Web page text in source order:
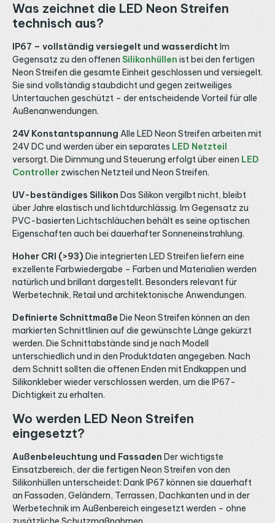
Was zeichnet die LED Neon Streifen
technisch aus?
IP67 – vollständig versiegelt und wasserdicht Im
Gegensatz zu den offenen Silikonhüllen ist bei den fertigen
Neon Streifen die gesamte Einheit geschlossen und versiegelt.
Sie sind vollständig staubdicht und gegen zeitweiliges
Untertauchen geschützt – der entscheidende Vorteil für alle
Außenanwendungen.
24V Konstantspannung Alle LED Neon Streifen arbeiten mit
24V DC und werden über ein separates LED Netzteil
versorgt. Die Dimmung und Steuerung erfolgt über einen LED
Controller zwischen Netzteil und Neon Streifen.
UV-beständiges Silikon Das Silikon vergilbt nicht, bleibt
über Jahre elastisch und lichtdurchlässig. Im Gegensatz zu
PVC-basierten Lichtschläuchen behält es seine optischen
Eigenschaften auch bei dauerhafter Sonneneinstrahlung.
Hoher CRI (>93) Die integrierten LED Streifen liefern eine
exzellente Farbwiedergabe – Farben und Materialien werden
natürlich und brillant dargestellt. Besonders relevant für
Werbetechnik, Retail und architektonische Anwendungen.
Definierte Schnittmaße Die Neon Streifen können an den
markierten Schnittlinien auf die gewünschte Länge gekürzt
werden. Die Schnittabstände sind je nach Modell
unterschiedlich und in den Produktdaten angegeben. Nach
dem Schnitt sollten die offenen Enden mit Endkappen und
Silikonkleber wieder verschlossen werden, um die IP67-
Dichtigkeit zu erhalten.
Wo werden LED Neon Streifen
eingesetzt?
Außenbeleuchtung und Fassaden Der wichtigste
Einsatzbereich, der die fertigen Neon Streifen von den
Silikonhüllen unterscheidet: Dank IP67 können sie dauerhaft
an Fassaden, Geländern, Terrassen, Dachkanten und in der
Werbetechnik im Außenbereich eingesetzt werden – ohne